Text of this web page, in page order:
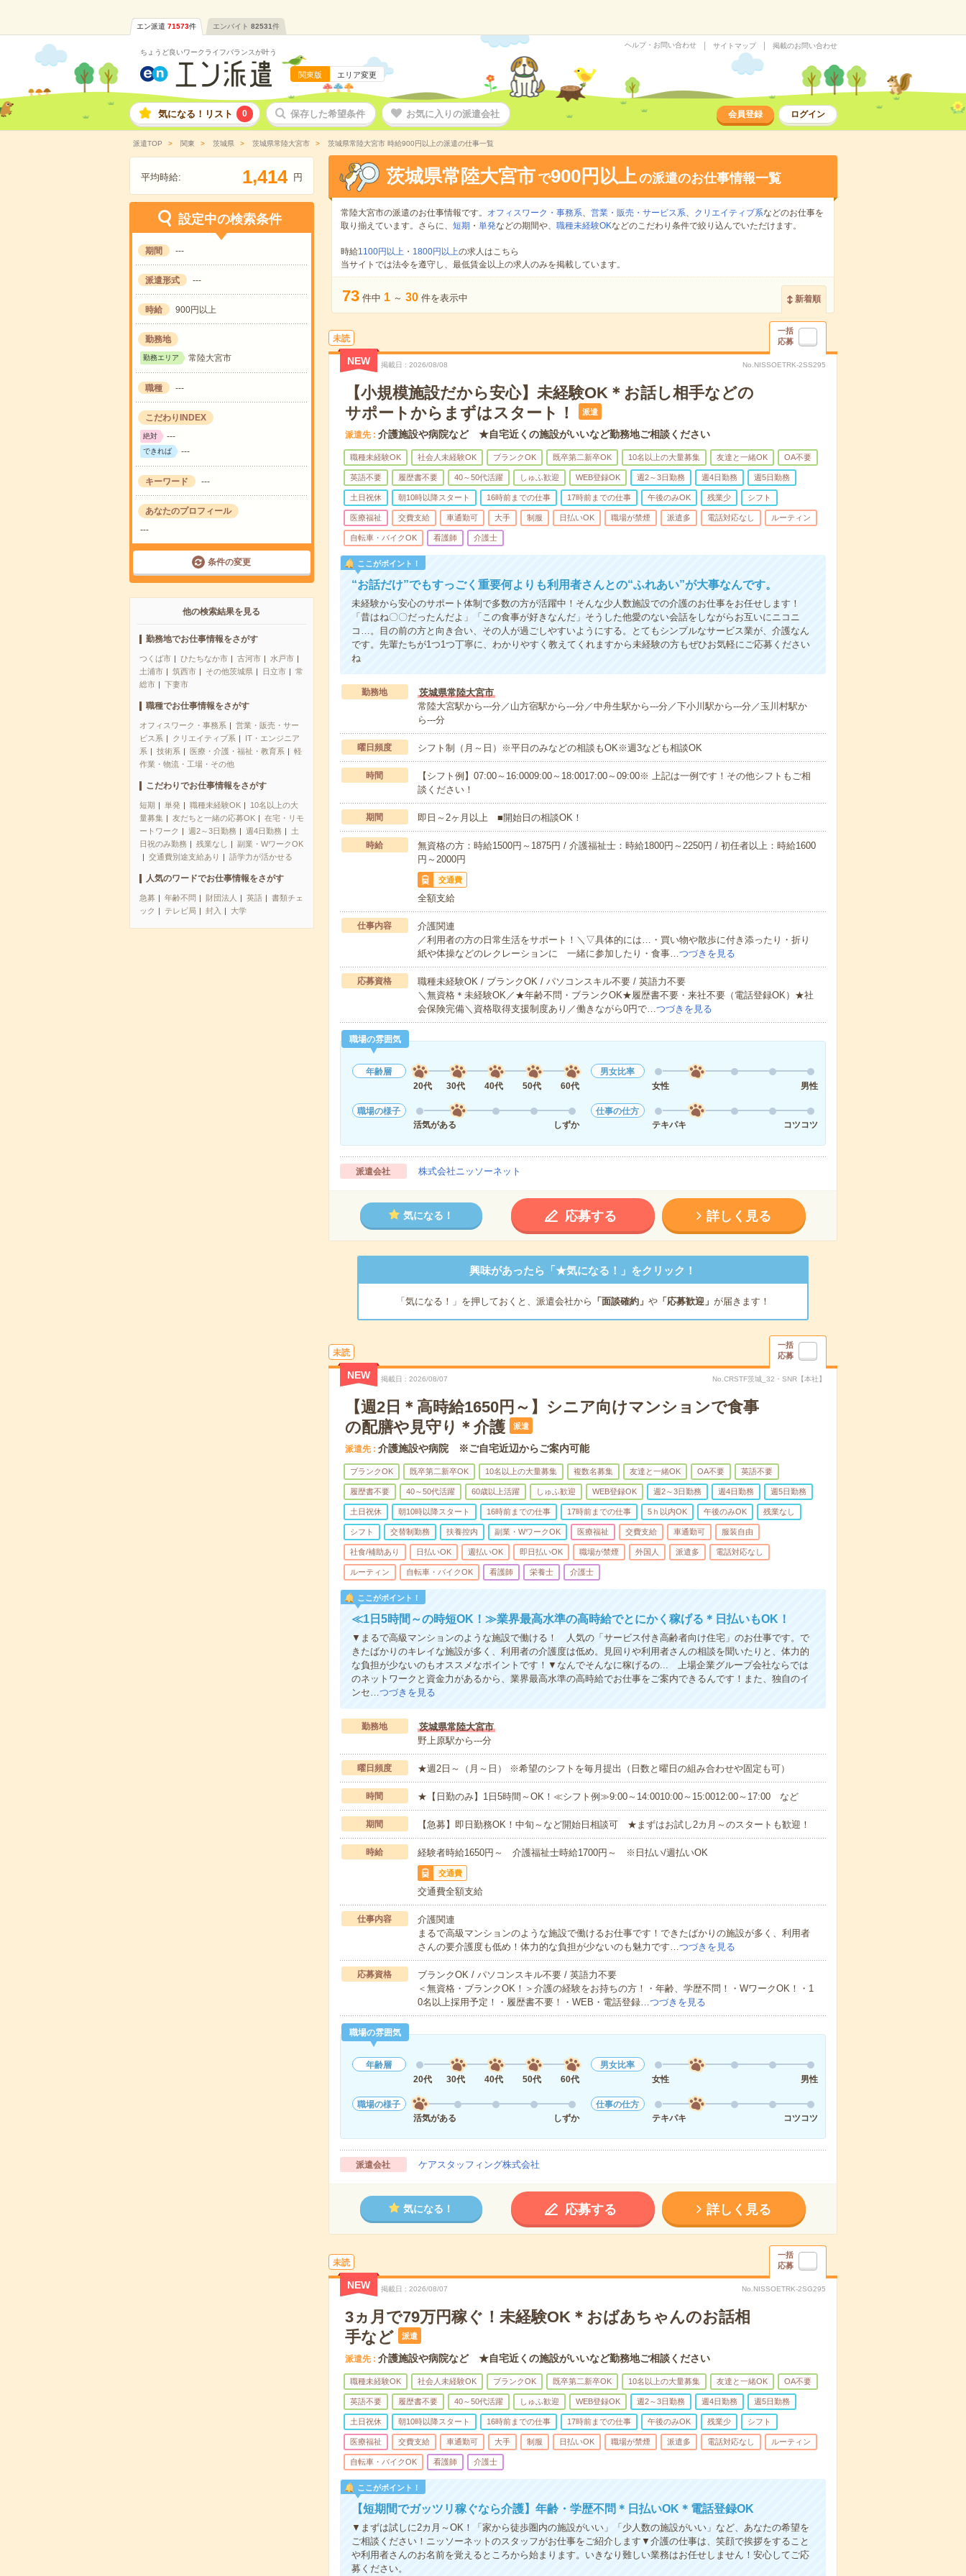
エン派遣 71573件 エンバイト 82531件
ちょうど良いワークライフバランスが叶う
関東版 エリア変更
ヘルプ・お問い合わせ サイトマップ 掲載のお問い合わせ
気になる！リスト 0 保存した希望条件 お気に入りの派遣会社 会員登録 ログイン
派遣TOP 関東 茨城県 茨城県常陸大宮市 茨城県常陸大宮市 時給900円以上の派遣の仕事一覧
平均時給: 1,414 円
設定中の検索条件
期間 ---
派遣形式 ---
時給 900円以上
勤務地
勤務エリア 常陸大宮市
職種 ---
こだわりINDEX
絶対 ---
できれば ---
キーワード ---
あなたのプロフィール
---
条件の変更
他の検索結果を見る
勤務地でお仕事情報をさがす
つくば市 ひたちなか市 古河市
水戸市
土浦市
筑西市 その他茨城県 日立市
常
総市
下妻市
職種でお仕事情報をさがす
オフィスワーク・事務系
営業・販売・サー
ビス系
クリエイティブ系
IT・エンジニア
系
技術系 医療・介護・福祉・教育系
軽
作業・物流・工場・その他
こだわりでお仕事情報をさがす
短期 単発 職種未経験OK
10名以上の大
量募集
友だちと一緒の応募OK
在宅・リモ
ートワーク
週2～3日勤務 週4日勤務
土
日祝のみ勤務
残業なし
副業・WワークOK
交通費別途支給あり
語学力が活かせる
人気のワードでお仕事情報をさがす
急募 年齢不問 財団法人 英語
書類チェ
ック
テレビ局 封入 大学
茨城県常陸大宮市 で900円以上の派遣のお仕事情報一覧
常陸大宮市の派遣のお仕事情報です。 オフィスワーク・事務系、 営業・販売・サービス系、 クリエイティブ系などのお仕事を
取り揃えています。さらに、 短期 ・ 単発などの期間や、 職種未経験OKなどのこだわり条件で絞り込んでいただけます。
時給1100円以上・ 1800円以上の求人はこちら
当サイトでは法令を遵守し、最低賃金以上の求人のみを掲載しています。
73 件中 1 ～ 30 件を表示中 新着順
未読
一括
応募
NEW 掲載日 2026/08/08 No.NISSOETRK-2SS295
【小規模施設だから安心】未経験OK＊お話し相手などの
サポートからまずはスタート！
派遣
派遣先 介護施設や病院など ★自宅近くの施設がいいなど勤務地ご相談ください
職種未経験OK 社会人未経験OK ブランクOK 既卒第二新卒OK 10名以上の大量募集 友達と一緒OK OA不要
英語不要 履歴書不要 40～50代活躍 しゅふ歓迎 WEB登録OK 週2～3日勤務 週4日勤務 週5日勤務
土日祝休 朝10時以降スタート 16時前までの仕事 17時前までの仕事 午後のみOK 残業少 シフト
医療福祉 交費支給 車通勤可 大手 制服 日払いOK 職場が禁煙 派遣多 電話対応なし ルーティン
自転車・バイクOK 看護師 介護士
ここがポイント！
“お話だけ”でもすっごく重要何よりも利用者さんとの“ふれあい”が大事なんです。
未経験から安心のサポート体制で多数の方が活躍中！そんな少人数施設での介護のお仕事をお任せします！
「昔はね〇〇だったんだよ」「この食事が好きなんだ」そうした他愛のない会話をしながらお互いにニコニ
コ…。目の前の方と向き合い、その人が過ごしやすいようにする。とてもシンプルなサービス業が、介護なん
です。先輩たちが1つ1つ丁寧に、わかりやすく教えてくれますから未経験の方もぜひお気軽にご応募ください
ね
勤務地
茨城県常陸大宮市
常陸大宮駅から---分／山方宿駅から---分／中舟生駅から---分／下小川駅から---分／玉川村駅か
ら---分
曜日頻度 シフト制（月～日）※平日のみなどの相談もOK※週3なども相談OK
時間
【シフト例】07:00～16:0009:00～18:0017:00～09:00※ 上記は一例です！その他シフトもご相
談ください！
期間 即日～2ヶ月以上 ■開始日の相談OK！
時給
無資格の方：時給1500円～1875円 / 介護福祉士：時給1800円～2250円 / 初任者以上：時給1600
円～2000円
交通費
全額支給
仕事内容
介護関連
／利用者の方の日常生活をサポート！＼▽具体的には…・買い物や散歩に付き添ったり・折り
紙や体操などのレクレーションに 一緒に参加したり・食事…つづきを見る
応募資格
職種未経験OK / ブランクOK / パソコンスキル不要 / 英語力不要
＼無資格＊未経験OK／★年齢不問・ブランクOK★履歴書不要・来社不要（電話登録OK）★社
会保険完備＼資格取得支援制度あり／働きながら0円で…つづきを見る
職場の雰囲気
年齢層
20代
30代 40代 50代 60代
男女比率
女性
男性
職場の様子
活気がある
しずか
仕事の仕方
テキパキ
コツコツ
派遣会社 株式会社ニッソーネット
気になる！ 応募する 詳しく見る
興味があったら「★気になる！」をクリック！
「気になる！」を押しておくと、派遣会社から 「面談確約」 や「応募歓迎」 が届きます！
未読
一括
応募
NEW 掲載日 2026/08/07 No.CRSTF茨城_32・SNR【本社】
【週2日＊高時給1650円～】シニア向けマンションで食事
の配膳や見守り＊介護
派遣
派遣先 介護施設や病院 ※ご自宅近辺からご案内可能
ブランクOK 既卒第二新卒OK 10名以上の大量募集 複数名募集 友達と一緒OK OA不要 英語不要
履歴書不要 40～50代活躍 60歳以上活躍 しゅふ歓迎 WEB登録OK 週2～3日勤務 週4日勤務 週5日勤務
土日祝休 朝10時以降スタート 16時前までの仕事 17時前までの仕事 5ｈ以内OK 午後のみOK 残業なし
シフト 交替制勤務 扶養控内 副業・WワークOK 医療福祉 交費支給 車通勤可 服装自由
社食/補助あり 日払いOK 週払いOK 即日払いOK 職場が禁煙 外国人 派遣多 電話対応なし
ルーティン 自転車・バイクOK 看護師 栄養士 介護士
ここがポイント！
≪1日5時間～の時短OK！≫業界最高水準の高時給でとにかく稼げる＊日払いもOK！
▼まるで高級マンションのような施設で働ける！ 人気の「サービス付き高齢者向け住宅」のお仕事です。で
きたばかりのキレイな施設が多く、利用者の介護度は低め。見回りや利用者さんの相談を聞いたりと、体力的
な負担が少ないのもオススメなポイントです！▼なんでそんなに稼げるの... 上場企業グループ会社ならでは
のネットワークと資金力があるから、業界最高水準の高時給でお仕事をご案内できるんです！また、独自のイ
ンセ…つづきを見る
勤務地
茨城県常陸大宮市
野上原駅から---分
曜日頻度 ★週2日～（月～日） ※希望のシフトを毎月提出（日数と曜日の組み合わせや固定も可）
時間 ★【日勤のみ】1日5時間～OK！≪シフト例≫9:00～14:0010:00～15:0012:00～17:00 など
期間 【急募】即日勤務OK！中旬～など開始日相談可 ★まずはお試し2カ月～のスタートも歓迎！
時給 経験者時給1650円～ 介護福祉士時給1700円～ ※日払い/週払いOK
交通費
交通費全額支給
仕事内容
介護関連
まるで高級マンションのような施設で働けるお仕事です！できたばかりの施設が多く、利用者
さんの要介護度も低め！体力的な負担が少ないのも魅力です…つづきを見る
応募資格
ブランクOK / パソコンスキル不要 / 英語力不要
＜無資格・ブランクOK！＞介護の経験をお持ちの方！・年齢、学歴不問！・WワークOK！・1
0名以上採用予定！・履歴書不要！・WEB・電話登録…つづきを見る
職場の雰囲気
年齢層
20代
30代 40代 50代 60代
男女比率
女性
男性
職場の様子
活気がある
しずか
仕事の仕方
テキパキ
コツコツ
派遣会社 ケアスタッフィング株式会社
気になる！ 応募する 詳しく見る
未読
一括
応募
NEW 掲載日 2026/08/07 No.NISSOETRK-2SG295
3ヵ月で79万円稼ぐ！未経験OK＊おばあちゃんのお話相
手など
派遣
派遣先 介護施設や病院など ★自宅近くの施設がいいなど勤務地ご相談ください
職種未経験OK 社会人未経験OK ブランクOK 既卒第二新卒OK 10名以上の大量募集 友達と一緒OK OA不要
英語不要 履歴書不要 40～50代活躍 しゅふ歓迎 WEB登録OK 週2～3日勤務 週4日勤務 週5日勤務
土日祝休 朝10時以降スタート 16時前までの仕事 17時前までの仕事 午後のみOK 残業少 シフト
医療福祉 交費支給 車通勤可 大手 制服 日払いOK 職場が禁煙 派遣多 電話対応なし ルーティン
自転車・バイクOK 看護師 介護士
ここがポイント！
【短期間でガッツリ稼ぐなら介護】年齢・学歴不問＊日払いOK＊電話登録OK
▼まずは試しに2カ月～OK！「家から徒歩圏内の施設がいい」「少人数の施設がいい」など、あなたの希望を
ご相談ください！ニッソーネットのスタッフがお仕事をご紹介します▼介護の仕事は、笑顔で挨拶をすること
や利用者さんのお名前を覚えるところから始まります。いきなり難しい業務はお任せしません！安心してご応
募ください。